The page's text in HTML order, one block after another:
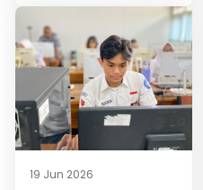
19 Jun 2026